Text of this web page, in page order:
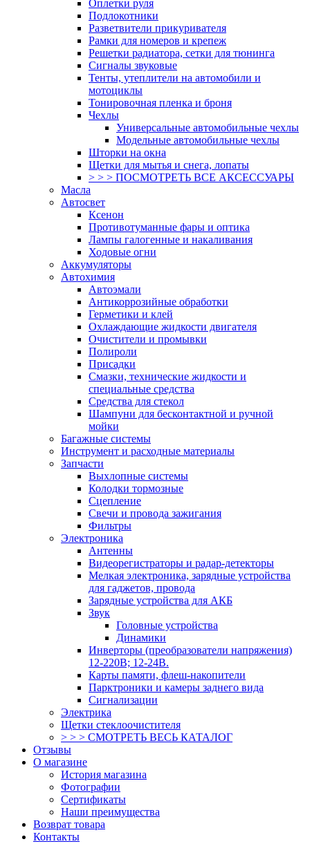
Оплетки руля
Подлокотники
Разветвители прикуривателя
Рамки для номеров и крепеж
Решетки радиатора, сетки для тюнинга
Сигналы звуковые
Тенты, утеплители на автомобили и
мотоциклы
Тонировочная пленка и броня
Чехлы
Универсальные автомобильные чехлы
Модельные автомобильные чехлы
Шторки на окна
Щетки для мытья и снега, лопаты
> > > ПОСМОТРЕТЬ ВСЕ АКСЕССУАРЫ
Масла
Автосвет
Ксенон
Противотуманные фары и оптика
Лампы галогенные и накаливания
Ходовые огни
Аккумуляторы
Автохимия
Автоэмали
Антикоррозийные обработки
Герметики и клей
Охлаждающие жидкости двигателя
Очистители и промывки
Полироли
Присадки
Смазки, технические жидкости и
специальные средства
Средства для стекол
Шампуни для бесконтактной и ручной
мойки
Багажные системы
Инструмент и расходные материалы
Запчасти
Выхлопные системы
Колодки тормозные
Сцепление
Свечи и провода зажигания
Фильтры
Электроника
Антенны
Видеорегистраторы и радар-детекторы
Мелкая электроника, зарядные устройства
для гаджетов, провода
Зарядные устройства для АКБ
Звук
Головные устройства
Динамики
Инверторы (преобразователи напряжения)
12-220В; 12-24В.
Карты памяти, флеш-накопители
Парктроники и камеры заднего вида
Сигнализации
Электрика
Щетки стеклоочистителя
> > > СМОТРЕТЬ ВЕСЬ КАТАЛОГ
Отзывы
О магазине
История магазина
Фотографии
Сертификаты
Наши преимущества
Возврат товара
Контакты